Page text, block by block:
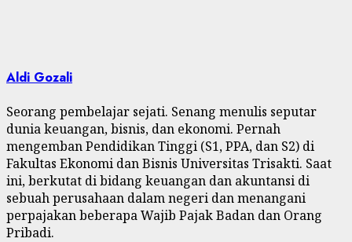
Aldi Gozali
Seorang pembelajar sejati. Senang menulis seputar
dunia keuangan, bisnis, dan ekonomi. Pernah
mengemban Pendidikan Tinggi (S1, PPA, dan S2) di
Fakultas Ekonomi dan Bisnis Universitas Trisakti. Saat
ini, berkutat di bidang keuangan dan akuntansi di
sebuah perusahaan dalam negeri dan menangani
perpajakan beberapa Wajib Pajak Badan dan Orang
Pribadi.